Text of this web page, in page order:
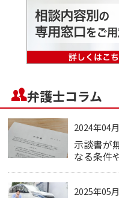
弁護士コラム
2024年04
示談書が
なる条件
2025年05